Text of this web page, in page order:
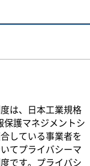
は、日本工業規格
保護マネジメントシ
している事業者を
てプライバシーマ
です。プライバシ